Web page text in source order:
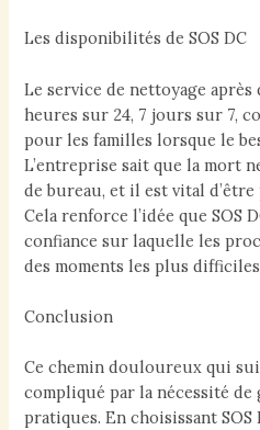
Les disponibilités de SOS DC
Le service de nettoyage
heures sur 24, 7 jours sur 7,
pour les familles lorsque le
L’entreprise sait que la mort
de bureau, et il est vital
Cela renforce l’idée que SOS
confiance sur laquelle les
des moments les plus
Conclusion
Ce chemin douloureux qui
compliqué par la nécessité de
pratiques. En choisissant